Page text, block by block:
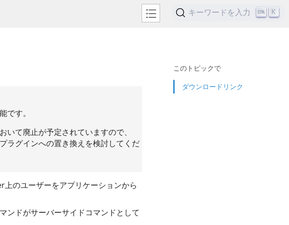
キーワードを入力 K
このトピックで
ダウンロードリンク
です。
いて廃止が予定されていますので、
ラグインへの置き換えを検討してくだ
上のユーザーをアプリケーションから
ンドがサーバーサイドコマンドとして